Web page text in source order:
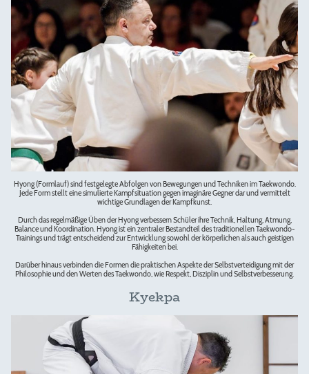
Hyong (Formlauf) sind festgelegte Abfolgen von Bewegungen und Techniken im Taekwondo.
Jede Form stellt eine simulierte Kampfsituation gegen imaginäre Gegner dar und vermittelt
wichtige Grundlagen der Kampfkunst.
Durch das regelmäßige Üben der Hyong verbessern Schüler ihre Technik, Haltung, Atmung,
Balance und Koordination. Hyong ist ein zentraler Bestandteil des traditionellen Taekwondo-
Trainings und trägt entscheidend zur Entwicklung sowohl der körperlichen als auch geistigen
Fähigkeiten bei.
Darüber hinaus verbinden die Formen die praktischen Aspekte der Selbstverteidigung mit der
Philosophie und den Werten des Taekwondo, wie Respekt, Disziplin und Selbstverbesserung.
Kyekpa